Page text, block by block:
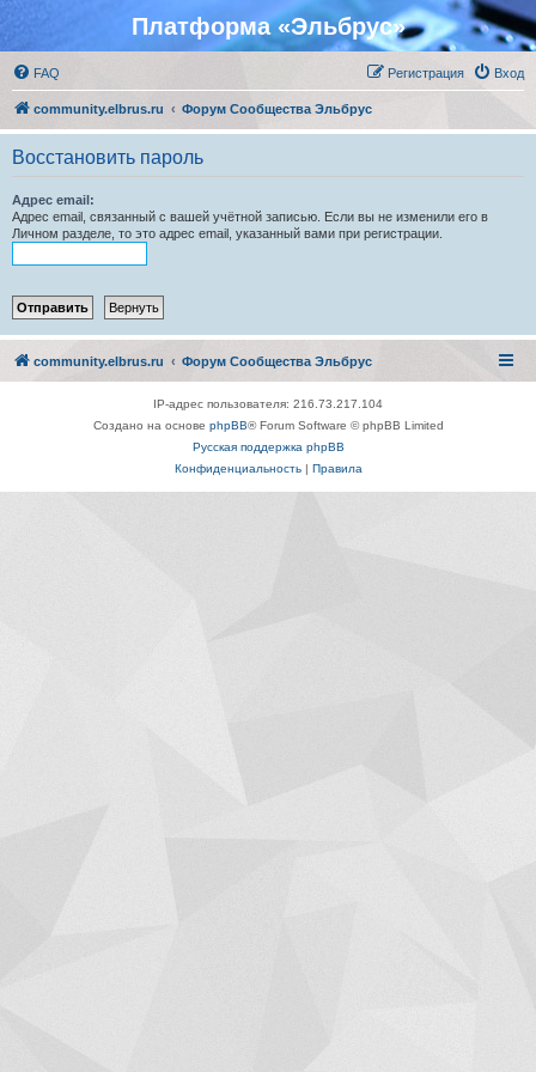
Платформа «Эльбрус»
FAQ Вход
Регистрация
community.elbrus.ru Форум Сообщества Эльбрус
Восстановить пароль
Адрес email:
Адрес email, связанный с вашей учётной записью. Если вы не изменили его в
Личном разделе, то это адрес email, указанный вами при регистрации.
community.elbrus.ru Форум Сообщества Эльбрус
IP-адрес пользователя: 216.73.217.104
Создано на основе phpBB® Forum Software © phpBB Limited
Русская поддержка phpBB
Конфиденциальность| Правила